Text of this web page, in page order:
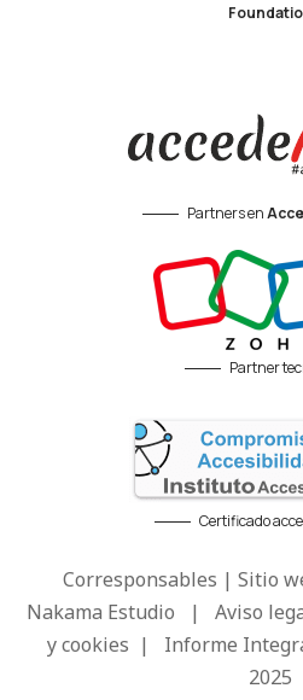
Partners en
Partner
Certificado
Corresponsables | Sitio
Nakama Estudio | Aviso
y cookies | Informe
2025